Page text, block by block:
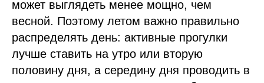
может выглядеть менее мощно, чем
весной. Поэтому летом важно правильно
распределять день: активные прогулки
лучше ставить на утро или вторую
половину дня, а середину дня проводить в